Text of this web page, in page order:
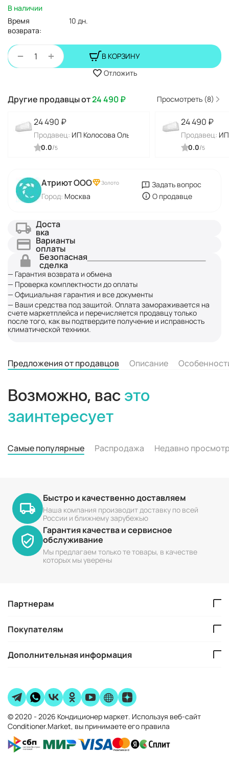
В наличии
Время
возврата:
10 дн.
+
−
В КОРЗИНУ
Отложить
Другие продавцы от24 490₽ Просмотреть (8)
24 490 ₽
Продавец: ИП Колосова Ольга Алексеевна
0.0/5
24 490 ₽
Продавец:
0.0/5
Атриют ООО Золото
Город: Москва
Задать вопрос
О продавце
Доста
вка
Варианты
оплаты
Безопасная
сделка
— Гарантия возврата и обмена
— Проверка комплектности до оплаты
— Официальная гарантия и все документы
— Ваши средства под защитой. Оплата замораживается на
счете маркетплейса и перечисляется продавцу только
после того, как вы подтвердите получение и исправность
климатической техники.
Предложения от продавцов Описание
Возможно, вас это
заинтересует
Самые популярные Распродажа Недавно
Быстро и качественно доставляем
Наша компания производит доставку по всей
России и ближнему зарубежью
Гарантия качества и сервисное
обслуживание
Мы предлагаем только те товары, в качестве
которых мы уверены
Партнерам
Покупателям
Дополнительная информация
© 2020 - 2026 Кондиционер маркет. Используя веб-сайт
Conditioner.Market, вы принимаете его правила